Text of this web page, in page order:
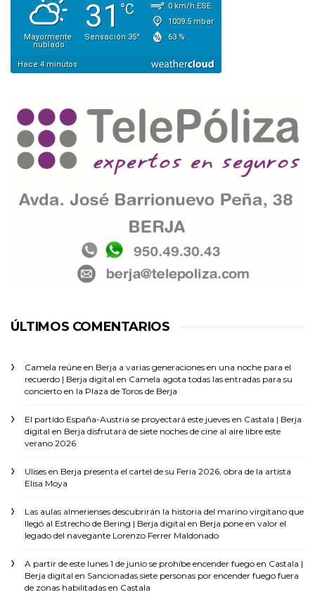
ÚLTIMOS COMENTARIOS
Camela reúne en Berja a varias generaciones en una noche para el
recuerdo | Berja digital en Camela agota todas las entradas para su
concierto en la Plaza de Toros de Berja
El partido España-Austria se proyectará este jueves en Castala | Berja
digital en Berja disfrutará de siete noches de cine al aire libre este
verano 2026
Ulises en Berja presenta el cartel de su Feria 2026, obra de la artista
Elisa Moya
Las aulas almerienses descubrirán la historia del marino virgitano que
llegó al Estrecho de Bering | Berja digital en Berja pone en valor el
legado del navegante Lorenzo Ferrer Maldonado
A partir de este lunes 1 de junio se prohíbe encender fuego en Castala |
Berja digital en Sancionadas siete personas por encender fuego fuera
de zonas habilitadas en Castala